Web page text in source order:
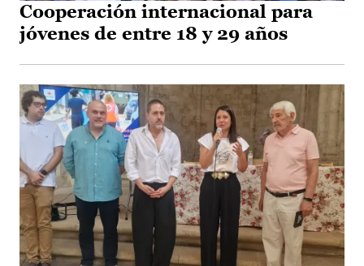
Cooperación internacional para
jóvenes de entre 18 y 29 años